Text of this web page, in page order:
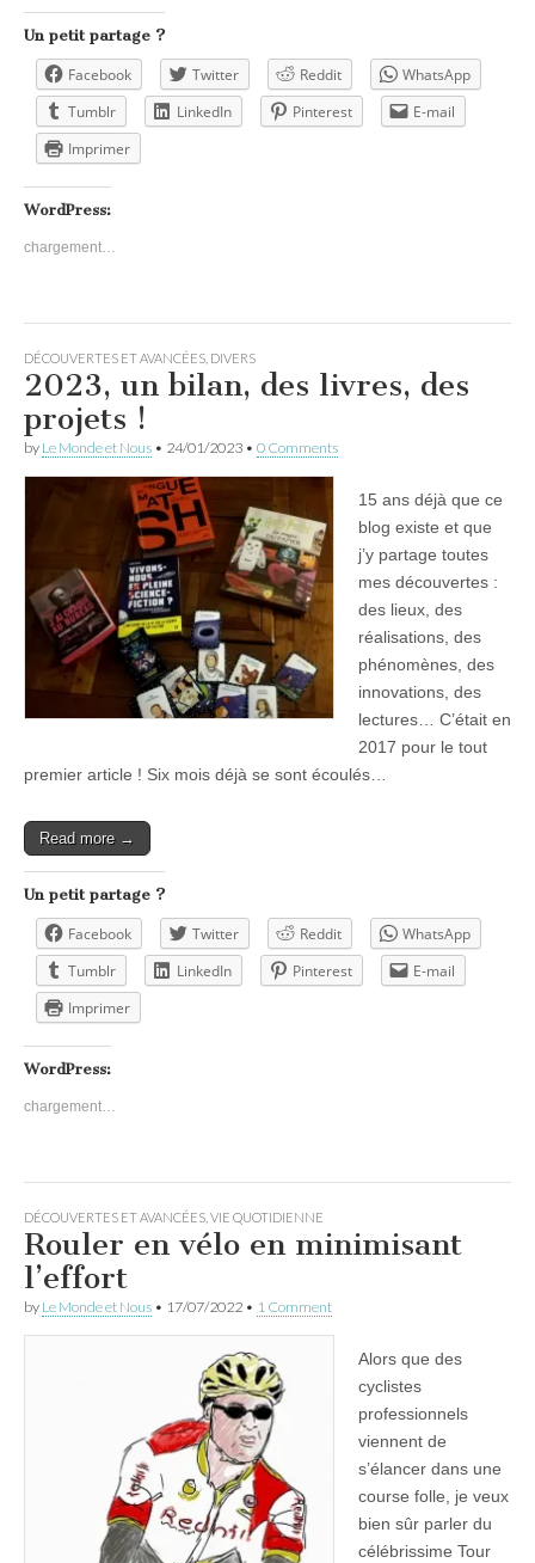
Un petit partage ?
Facebook Twitter Reddit
WhatsApp
Tumblr
LinkedIn Pinterest
E-mail
Imprimer
WordPress:
chargement…
DÉCOUVERTES ET AVANCÉES DIVERS
2023, un bilan, des livres, des
projets !
by Le Monde et Nous • 24/01/2023 • 0 Comments
15 ans déjà que ce
blog existe et que
j’y partage toutes
mes découvertes :
des lieux, des
réalisations, des
phénomènes, des
innovations, des
lectures… C’était en
2017 pour le tout
premier article ! Six mois déjà se sont écoulés…
Read more →
Un petit partage ?
Facebook Twitter Reddit
WhatsApp
Tumblr
LinkedIn Pinterest
E-mail
Imprimer
WordPress:
chargement…
DÉCOUVERTES ET AVANCÉES VIE QUOTIDIENNE
Rouler en vélo en minimisant
l’effort
by Le Monde et Nous • 17/07/2022 • 1 Comment
Alors que des
cyclistes
professionnels
viennent de
s’élancer dans une
course folle, je veux
bien sûr parler du
célébrissime Tour